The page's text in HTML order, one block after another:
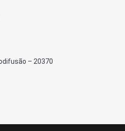
– 20370